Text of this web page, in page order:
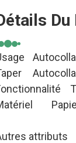
attributs